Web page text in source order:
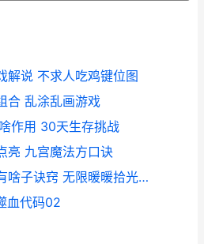
解说 不求人吃鸡键位图
合 乱涂乱画游戏
作用 30天生存挑战
亮 九宫魔法方口诀
无限暖暖拾光季拼图有啥子诀窍 无限暖暖拾光季活动
血代码02